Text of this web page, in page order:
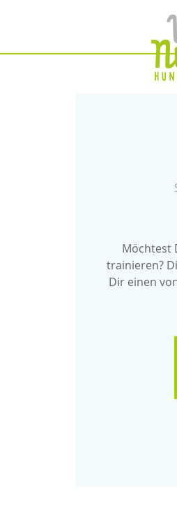
Möchtest
trainieren?
Dir einen